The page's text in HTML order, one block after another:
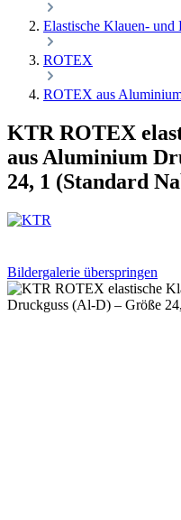
Elastische Klauen- und
ROTEX
ROTEX aus
KTR ROTEX
aus Aluminium
24, 1 (Standard
Bildergalerie überspringen